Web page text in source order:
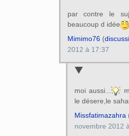
par contre le
beaucoup d idée
Mimimo76(
2012 à 17:37
moi aussi...
le désere,le
Missfatimazahra
novembre 2012